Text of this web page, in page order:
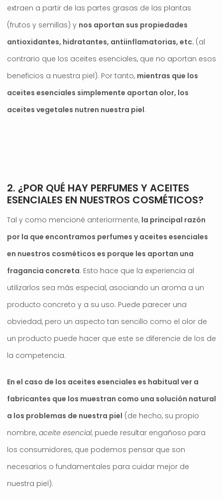
extraen a partir de las partes grasas de las plantas
(frutos y semillas) y nos aportan sus propiedades
antioxidantes, hidratantes, antiinflamatorias, etc. (al
contrario que los aceites esenciales, que no aportan esos
beneficios a nuestra piel). Por tanto, mientras que los
aceites esenciales simplemente aportan olor, los
aceites vegetales nutren nuestra piel.
2. ¿POR QUÉ HAY PERFUMES Y ACEITES
ESENCIALES EN NUESTROS COSMÉTICOS?
Tal y como mencioné anteriormente, la principal razón
por la que encontramos perfumes y aceites esenciales
en nuestros cosméticos es porque les aportan una
fragancia concreta. Esto hace que la experiencia al
utilizarlos sea más especial, asociando un aroma a un
producto concreto y a su uso. Puede parecer una
obviedad, pero un aspecto tan sencillo como el olor de
un producto puede hacer que este se diferencie de los de
la competencia.
En el caso de los aceites esenciales es habitual ver a
fabricantes que los muestran como una solución natural
a los problemas de nuestra piel (de hecho, su propio
nombre, aceite esencial, puede resultar engañoso para
los consumidores, que podemos pensar que son
necesarios o fundamentales para cuidar mejor de
nuestra piel).